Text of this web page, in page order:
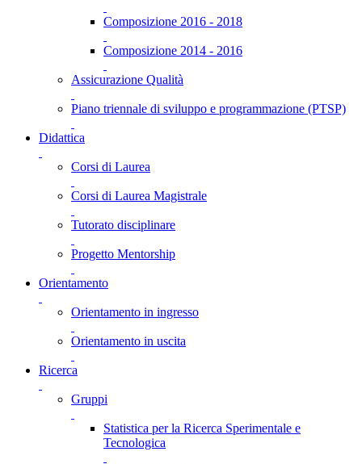
Composizione 2016 - 2018
Composizione 2014 - 2016
Assicurazione Qualità
Piano triennale di sviluppo e programmazione (PTSP)
Didattica
Corsi di Laurea
Corsi di Laurea Magistrale
Tutorato disciplinare
Progetto Mentorship
Orientamento
Orientamento in ingresso
Orientamento in uscita
Ricerca
Gruppi
Statistica per la Ricerca Sperimentale e
Tecnologica